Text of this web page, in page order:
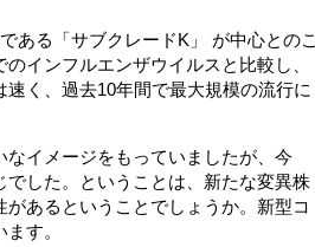
ある「サブクレードK」 が中心とのこ
インフルエンザウイルスと比較し、
く、過去10年間で最大規模の流行に
イメージをもっていましたが、今
した。ということは、新たな変異株
あるということでしょうか。新型コ
す。